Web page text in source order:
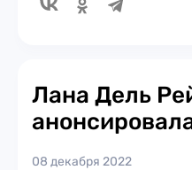
Лана Дель
08 декабря 2022